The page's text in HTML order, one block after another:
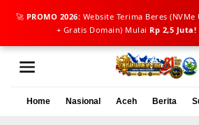
🚀 PROMO 2026: Website Terima Beres
+ Gratis Domain) Mulai Rp 2,5 Juta!
L
Home Nasional Aceh Berita